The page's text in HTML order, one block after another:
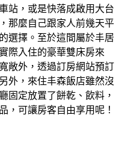
站，或是快落成啟用大台
那麼自己跟家人前幾天平
選擇。至於這間屬於丰居
際入住的豪華雙床房來
敞外，透過訂房網站預訂
外，來住丰森飯店雖然沒
固定放置了餅乾、飲料，
，可讓房客自由享用呢！